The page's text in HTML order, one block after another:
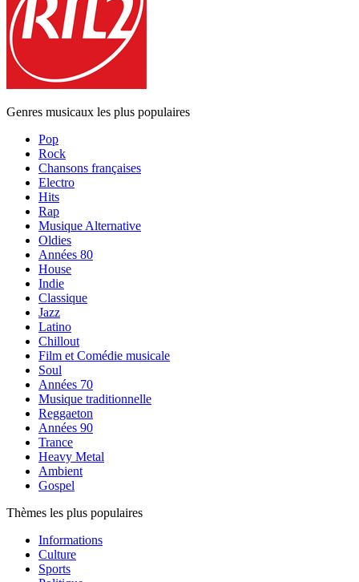
Genres musicaux les plus populaires
Pop
Rock
Chansons françaises
Electro
Hits
Rap
Musique Alternative
Oldies
Années 80
House
Indie
Classique
Jazz
Latino
Chillout
Film et Comédie musicale
Soul
Années 70
Musique traditionnelle
Reggaeton
Années 90
Trance
Heavy Metal
Ambient
Gospel
Thèmes les plus populaires
Informations
Culture
Sports